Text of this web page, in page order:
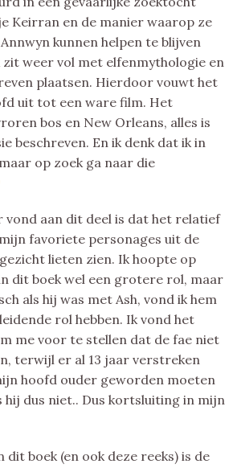
Keirran en de manier waarop ze
kunnen helpen te blijven
zit weer vol met elfenmythologie en
plaatsen. Hierdoor vouwt het
uit tot een ware film. Het
bos en New Orleans, alles is
beschreven. En ik denk dat ik in
op zoek ga naar die
vond aan dit deel is dat het relatief
favoriete personages uit de
lieten zien. Ik hoopte op
dit boek wel een grotere rol, maar
als hij was met Ash, vond ik hem
rol hebben. Ik vond het
me voor te stellen dat de fae niet
terwijl er al 13 jaar verstreken
hoofd ouder geworden moeten
hij dus niet.. Dus kortsluiting in mijn
dit boek (en ook deze reeks) is de